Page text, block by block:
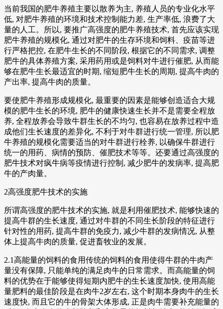
当前我国的肥牛养殖主要以散养为主, 养殖人员的专业化水平
低, 对肥牛养殖的环境和技术控制能力差, 生产率低, 浪费了大
量的人工。所以, 要推广高强度的肥牛养殖技术, 首先应该实现
肥牛养殖的规模化, 通过对肥牛的生存环境和饲料、疫苗等进
行严格把控, 在肥牛生长的不同阶段, 根据它的不同需求, 调整
肥牛的具体养殖方案, 采用药用或是饲料对牛进行催肥, 从而能
够在肥牛生长最适宜的时期, 缩短肥牛生长的周期, 提高牛肉的
产出率, 提高牛肉的质量。
要使肥牛养殖形成规模化, 最重要的因素是能够创造适合大规
模的肥牛生长的环境, 肥牛的健康快速生长并不是需要全程放
养, 全程放养会导致牛群生长的不均匀, 也容易在放养过程中造
成他们生长速度的差异化, 不利于对牛群进行统一管理, 所以肥
牛养殖的规模化需要适当的对牛群进行栓养, 以确保牛群进行
统一的用药、病情的预防、催肥技术等等。还要通过高强度的
肥牛技术对疯牛病等疫情进行控制, 减少肥牛的发病率, 提高肥
牛的产肉量。
2高强度肥牛技术的实施
所谓高强度的肥牛技术的实施, 就是利用催肥技术, 能够快速的
提高牛群的生长速度, 通过对牛群的不同生长阶段的特征进行
针对性的用药, 提高牛群的免疫力, 减少牛群的发病情况, 从整
体上提高牛肉的质量, 促进畜牧业的发展。
2.1高能量的饲料的食用传统的饲料的食用使得牛群的牛肉产
量没有保障, 只能单纯的满足肉牛的日常需求。而高能量的饲
料的优势在于能够使得短期内肥牛的生长速度加快, 使用高能
量肥料的最佳阶段是在肉牛2岁左右, 这个时期本身肉牛的生长
速度快, 而且它的牛的骨架大体形成, 正是肉牛需要补充能量的